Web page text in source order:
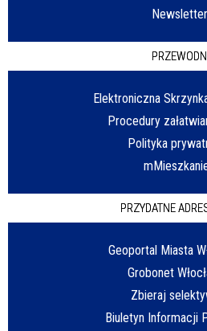
Newsletter
Elektroniczna
Procedury
Polityka
PRZYDATNE
Geoportal Miasta
Grobonet
Zbieraj
Biuletyn Informacji